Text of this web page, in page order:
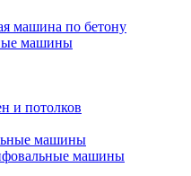
машина по бетону
машины
и потолков
машины
машины